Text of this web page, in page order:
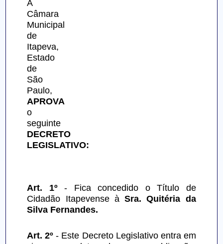
A
Câmara
Municipal
de
Itapeva,
Estado
de
São
APROVA
o
DECRETO
LEGISLATIVO:
Art. 1º - Fica concedido o Título de
Cidadão Itapevense à Sra. Quitéria da
Silva Fernandes.
Art. 2º - Este Decreto Legislativo entra em